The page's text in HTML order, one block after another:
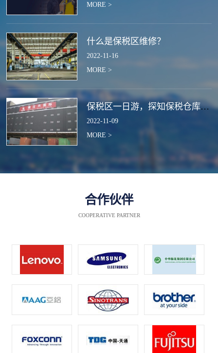
MORE >
什么是保税区维修？
2022-11-16
MORE >
保税区一日游，探知保税仓库的作用
2022-11-09
MORE >
合作伙伴
COOPERATIVE PARTNER